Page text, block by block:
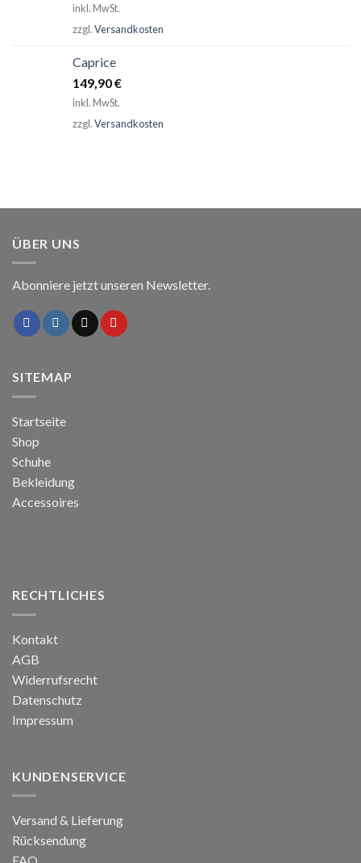
inkl. MwSt.
zzgl.Versandkosten
Caprice
149,90€
inkl. MwSt.
zzgl.Versandkosten
ÜBER UNS
Abonniere jetzt unseren Newsletter.
SITEMAP
Startseite
Shop
Schuhe
Bekleidung
Accessoires
RECHTLICHES
Kontakt
AGB
Widerrufsrecht
Datenschutz
Impressum
KUNDENSERVICE
Versand & Lieferung
Rücksendung